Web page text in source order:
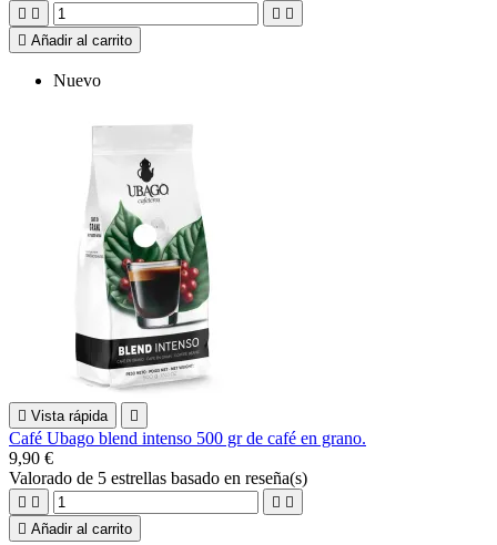
   
 Añadir al carrito
Nuevo
 Vista rápida 
Café Ubago blend intenso 500 gr de café en grano.
9,90 €
Valorado de 5 estrellas basado en reseña(s)
   
 Añadir al carrito